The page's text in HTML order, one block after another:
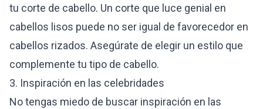
tu corte de cabello. Un corte que luce genial en
cabellos lisos puede no ser igual de favorecedor en
cabellos rizados. Asegúrate de elegir un estilo que
complemente tu tipo de cabello.
3. Inspiración en las celebridades
No tengas miedo de buscar inspiración en las